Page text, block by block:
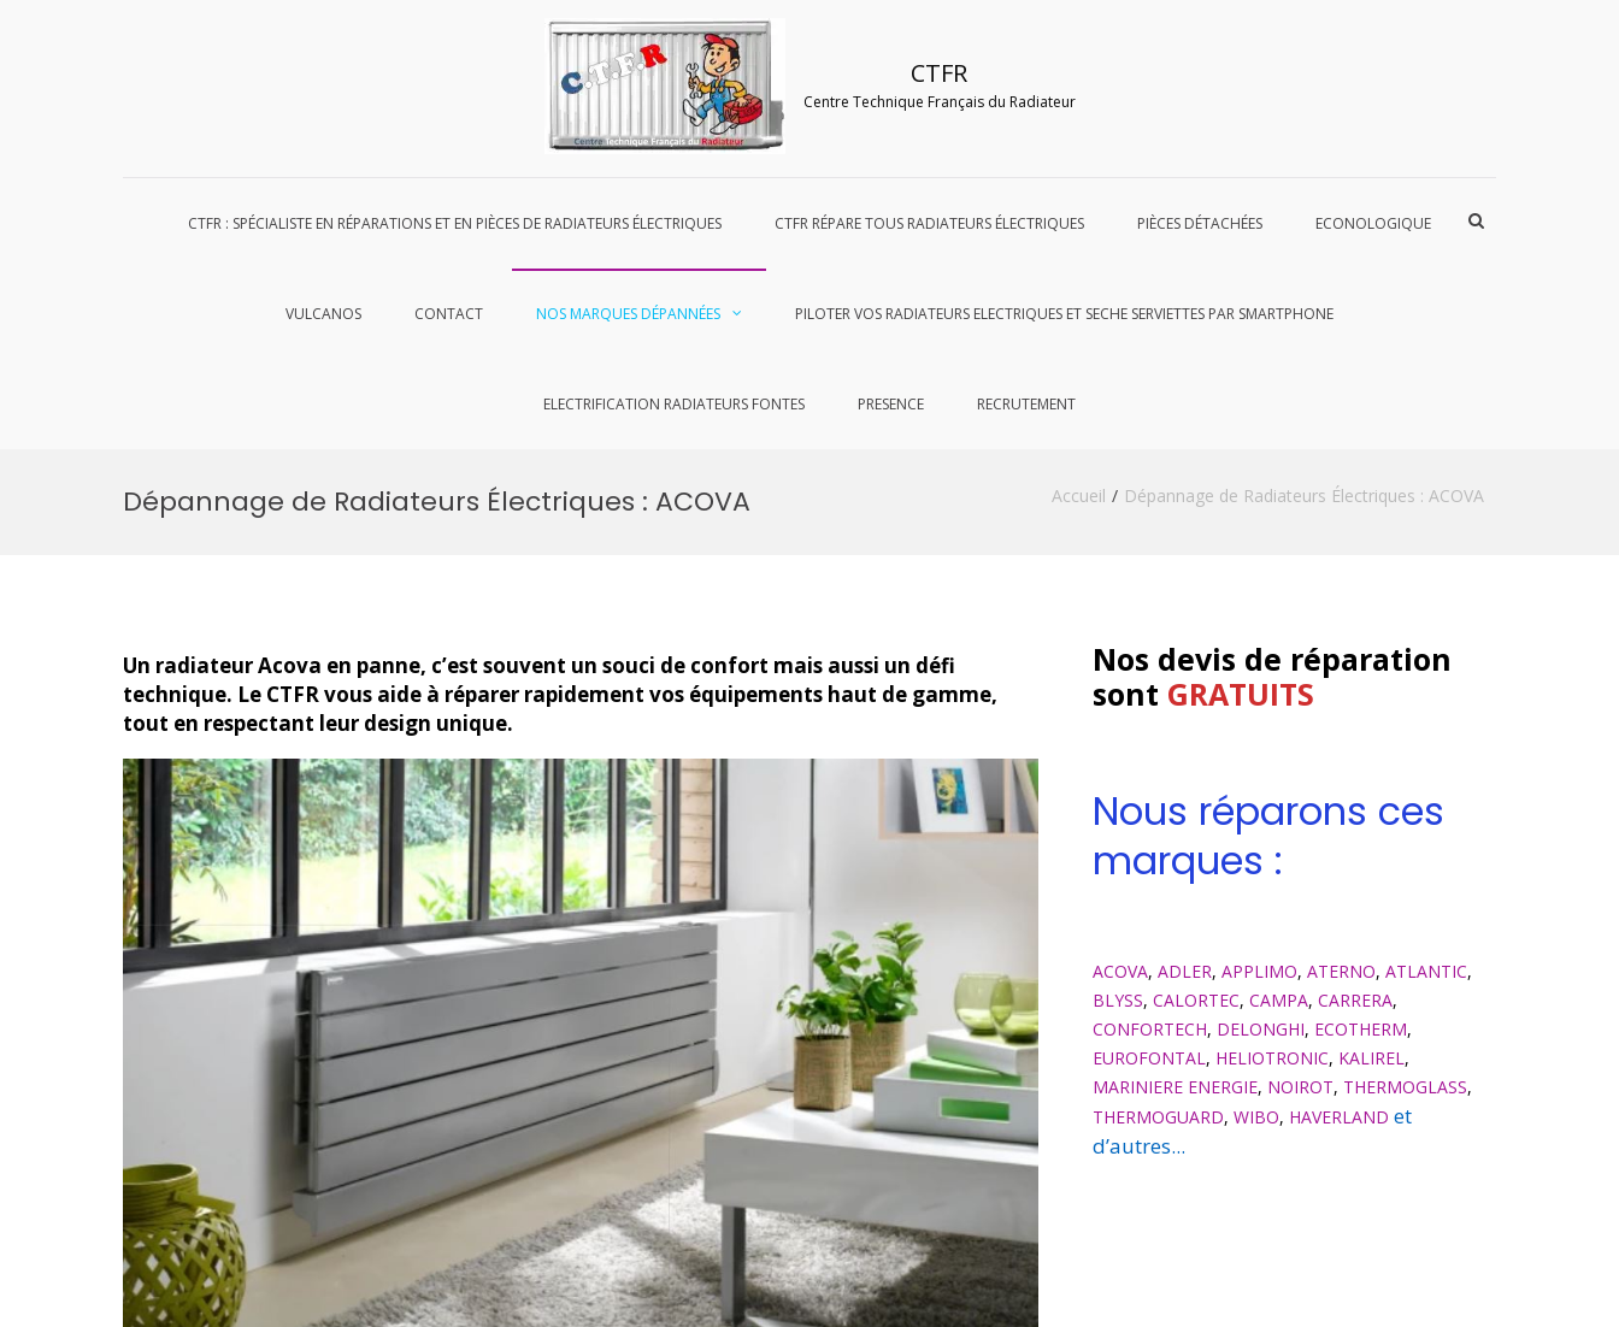
CTFR
Centre Technique Français du Radiateur
CTFR : SPÉCIALISTE EN RÉPARATIONS ET EN PIÈCES DE RADIATEURS ÉLECTRIQUES CTFR RÉPARE TOUS RADIATEURS ÉLECTRIQUES PIÈCES DÉTACHÉES ECONOLOGIQUE
VULCANOS CONTACT NOS MARQUES DÉPANNÉES PILOTER VOS RADIATEURS ELECTRIQUES ET SECHE SERVIETTES PAR SMARTPHONE
ELECTRIFICATION RADIATEURS FONTES PRESENCE RECRUTEMENT
Afficher
Dépannage de Radiateurs Électriques : ACOVA Accueil Dépannage de Radiateurs Électriques : ACOVA
Un radiateur Acova en panne, c’est souvent un souci de confort mais aussi un défi
technique. Le CTFR vous aide à réparer rapidement vos équipements haut de gamme,
tout en respectant leur design unique.
Nos devis de réparation
sont GRATUITS
Nous réparons ces
marques :
ACOVA, ADLER, APPLIMO, ATERNO, ATLANTIC,
BLYSS, CALORTEC, CAMPA, CARRERA,
CONFORTECH, DELONGHI, ECOTHERM,
EUROFONTAL, HELIOTRONIC, KALIREL,
MARINIERE ENERGIE, NOIROT, THERMOGLASS,
THERMOGUARD, WIBO, HAVERLAND et
d’autres...